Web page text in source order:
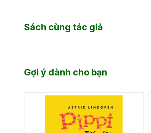
Sách cùng tác giả
Gợi ý dành cho bạn